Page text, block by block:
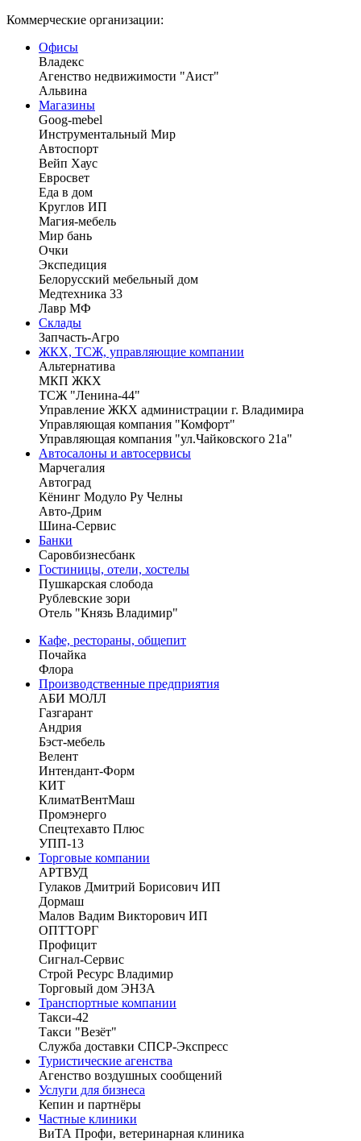
Коммерческие организации:
Офисы
Владекс
Агенство недвижимости "Аист"
Альвина
Магазины
Goog-mebel
Инструментальный Мир
Автоспорт
Вейп Хаус
Евросвет
Еда в дом
Круглов ИП
Магия-мебель
Мир бань
Очки
Экспедиция
Белорусский мебельный дом
Медтехника 33
Лавр МФ
Склады
Запчасть-Агро
ЖКХ, ТСЖ, управляющие компании
Альтернатива
МКП ЖКХ
ТСЖ "Ленина-44"
Управление ЖКХ администрации г. Владимира
Управляющая компания "Комфорт"
Управляющая компания "ул.Чайковского 21а"
Автосалоны и автосервисы
Марчегалия
Автоград
Кёнинг Модуло Ру Челны
Авто-Дрим
Шина-Сервис
Банки
Саровбизнесбанк
Гостиницы, отели, хостелы
Пушкарская слобода
Рублевские зори
Отель "Князь Владимир"
Кафе, рестораны, общепит
Почайка
Флора
Производственные предприятия
АБИ МОЛЛ
Газгарант
Андрия
Бэст-мебель
Велент
Интендант-Форм
КИТ
КлиматВентМаш
Промэнерго
Спецтехавто Плюс
УПП-13
Торговые компании
АРТВУД
Гулаков Дмитрий Борисович ИП
Дормаш
Малов Вадим Викторович ИП
ОПТТОРГ
Профицит
Сигнал-Сервис
Строй Ресурс Владимир
Торговый дом ЭНЗА
Транспортные компании
Такси-42
Такси "Везёт"
Служба доставки СПСР-Экспресс
Туристические агенства
Агенство воздушных сообщений
Услуги для бизнеса
Кепин и партнёры
Частные клиники
ВиТА Профи, ветеринарная клиника